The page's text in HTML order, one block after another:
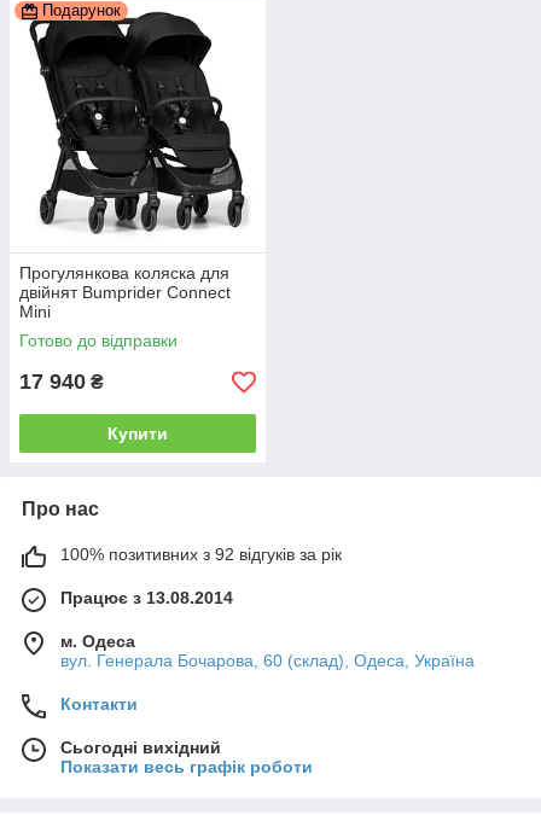
Подарунок
Прогулянкова коляска для
двійнят Bumprider Connect
Mini
Готово до відправки
17 940 ₴
Купити
Про нас
100% позитивних з 92 відгуків за рік
Працює з 13.08.2014
м. Одеса
вул. Генерала Бочарова, 60 (склад), Одеса, Україна
Контакти
Сьогодні вихідний
Показати весь графік роботи